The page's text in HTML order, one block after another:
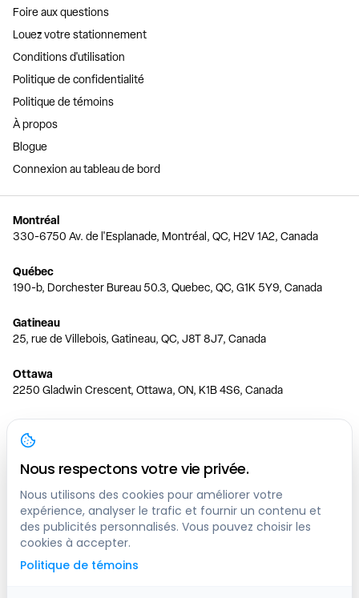
Foire aux questions
Louez votre stationnement
Conditions d'utilisation
Politique de confidentialité
Politique de témoins
À propos
Blogue
Connexion au tableau de bord
Montréal
330-6750 Av. de l'Esplanade, Montréal, QC, H2V 1A2, Canada
Québec
190-b, Dorchester Bureau 50.3, Quebec, QC, G1K 5Y9, Canada
Gatineau
25, rue de Villebois, Gatineau, QC, J8T 8J7, Canada
Ottawa
2250 Gladwin Crescent, Ottawa, ON, K1B 4S6, Canada
Toronto
150 Ferrand Dr, 6th Floor, Toronto, ON, M3C 3E5, Canada
Vancouver
1200 W 73rd Ave #1415, Vancouver, BC, V6P 6G5, Canada
Calgary
444 5 Ave SW #400 Calgary, AB, T2P 2T8, Canada
Nous respectons votre vie privée.
Nous utilisons des cookies pour améliorer votre
expérience, analyser le trafic et fournir un contenu et
des publicités personnalisés. Vous pouvez choisir les
cookies à accepter.
Politique de témoins